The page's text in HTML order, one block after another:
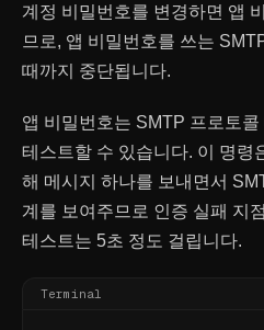
계정 비밀번호를 변경하면 앱
므로, 앱 비밀번호를 쓰는
때까지 중단됩니다.
앱 비밀번호는 SMTP 프로토콜
테스트할 수 있습니다. 이 명령
해 메시지 하나를 보내면서
계를 보여주므로 인증 실패 지
테스트는 5초 정도 걸립니다.
Terminal